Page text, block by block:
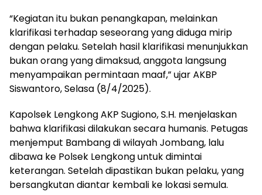
“Kegiatan itu bukan penangkapan, melainkan
klarifikasi terhadap seseorang yang diduga mirip
dengan pelaku. Setelah hasil klarifikasi menunjukkan
bukan orang yang dimaksud, anggota langsung
menyampaikan permintaan maaf,” ujar AKBP
Siswantoro, Selasa (8/4/2025).
Kapolsek Lengkong AKP Sugiono, S.H. menjelaskan
bahwa klarifikasi dilakukan secara humanis. Petugas
menjemput Bambang di wilayah Jombang, lalu
dibawa ke Polsek Lengkong untuk dimintai
keterangan. Setelah dipastikan bukan pelaku, yang
bersangkutan diantar kembali ke lokasi semula.